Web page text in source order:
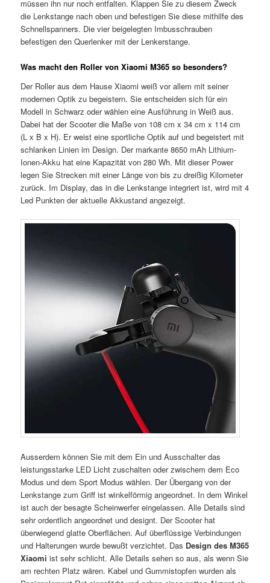
müssen ihn nur noch entfalten. Klappen Sie zu diesem Zweck
die Lenkstange nach oben und befestigen Sie diese mithilfe des
Schnellspanners. Die vier beigelegten Imbusschrauben
befestigen den Querlenker mit der Lenkerstange.
Was macht den Roller von Xiaomi M365 so besonders?
Der Roller aus dem Hause Xiaomi weiß vor allem mit seiner
modernen Optik zu begeistern. Sie entscheiden sich für ein
Modell in Schwarz oder wählen eine Ausführung in Weiß aus.
Dabei hat der Scooter die Maße von 108 cm x 34 cm x 114 cm
(L x B x H). Er weist eine sportliche Optik auf und begeistert mit
schlanken Linien im Design. Der markante 8650 mAh Lithium-
Ionen-Akku hat eine Kapazität von 280 Wh. Mit dieser Power
legen Sie Strecken mit einer Länge von bis zu dreißig Kilometer
zurück. Im Display, das in die Lenkstange integriert ist, wird mit 4
Led Punkten der aktuelle Akkustand angezeigt.
Ausserdem können Sie mit dem Ein und Ausschalter das
leistungsstarke LED Licht zuschalten oder zwischem dem Eco
Modus und dem Sport Modus wählen. Der Übergang von der
Lenkstange zum Griff ist winkelförmig angeordnet. In dem Winkel
ist auch der besagte Scheinwerfer eingelassen. Alle Details sind
sehr ordentlich angeordnet und designt. Der Scooter hat
überwiegend glatte Oberflächen. Auf überflüssige Verbindungen
und Halterungen wurde bewußt verzichtet. Das Design des M365
Xiaomi ist sehr schlicht. Alle Details sehen so aus, als wenn Sie
am rechten Platz wären. Kabel und Gummistopfen wurden als